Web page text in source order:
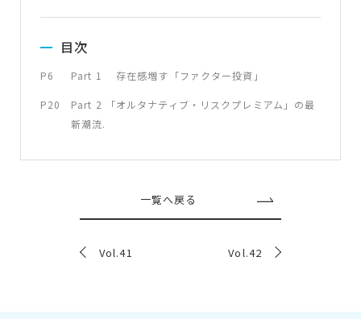
目次
P6 Part 1 存在感増す「ファクター投資」
P20
Part 2 「オルタナティブ・リスクプレミアム」の最
新潮流.
一覧へ戻る
Vol.41 Vol.42